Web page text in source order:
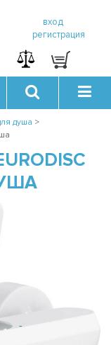
вход
регистрация
душа >